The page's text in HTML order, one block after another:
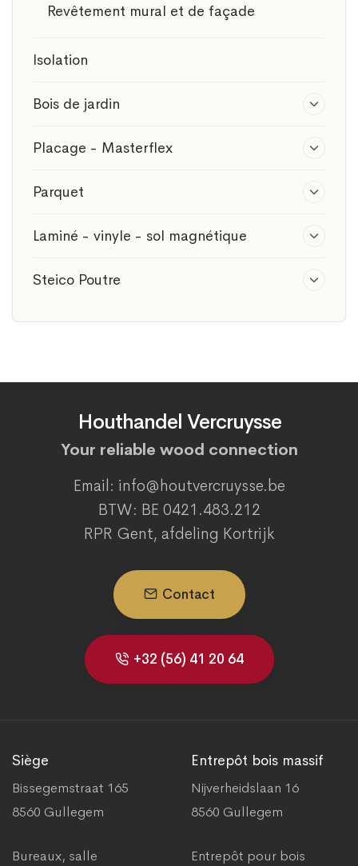
Revêtement mural et de façade
Isolation
Bois de jardin
Placage - Masterflex
Parquet
Laminé - vinyle - sol magnétique
Steico Poutre
Houthandel Vercruysse
Your reliable wood connection
Email: info@houtvercruysse.be
BTW: BE 0421.483.212
RPR Gent, afdeling Kortrijk
Contact
+32 (56) 41 20 64
Siège
Bissegemstraat 165
8560 Gullegem
Bureaux, salle
Entrepôt bois massif
Nijverheidslaan 16
8560 Gullegem
Entrepôt pour bois